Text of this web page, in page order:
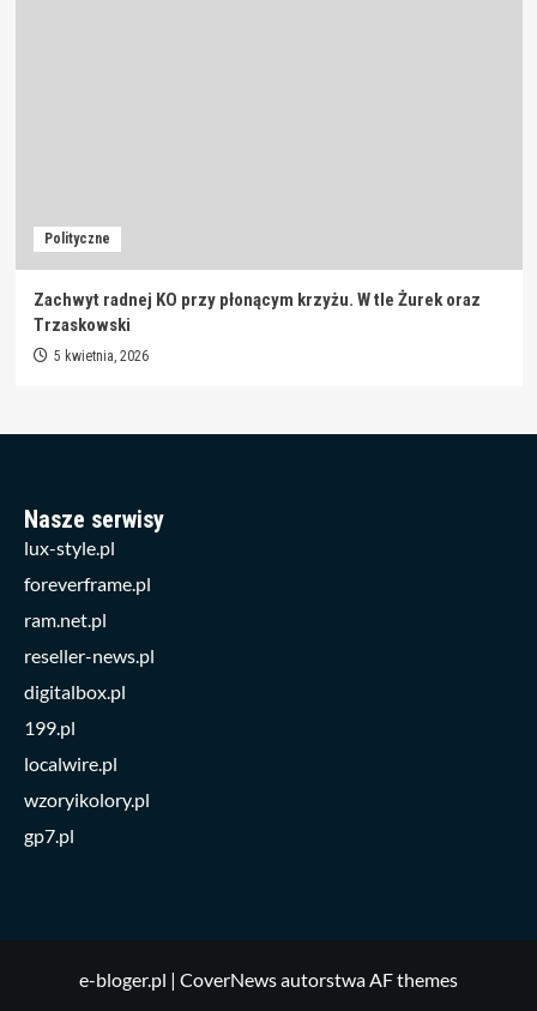
Polityczne
Zachwyt radnej KO przy płonącym krzyżu. W tle Żurek oraz
Trzaskowski
5 kwietnia, 2026
Nasze serwisy
lux-style.pl
foreverframe.pl
ram.net.pl
reseller-news.pl
digitalbox.pl
199.pl
localwire.pl
wzoryikolory.pl
gp7.pl
e-bloger.pl | CoverNewsautorstwa AF themes